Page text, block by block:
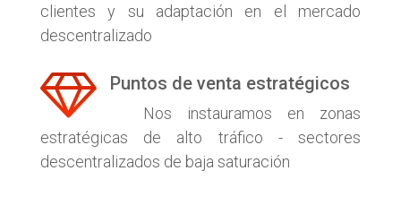
clientes y su adaptación en el mercado
descentralizado​
Puntos de venta estratégicos​
Nos instauramos en zonas
estratégicas de alto tráfico - sectores
descentralizados de baja saturación​